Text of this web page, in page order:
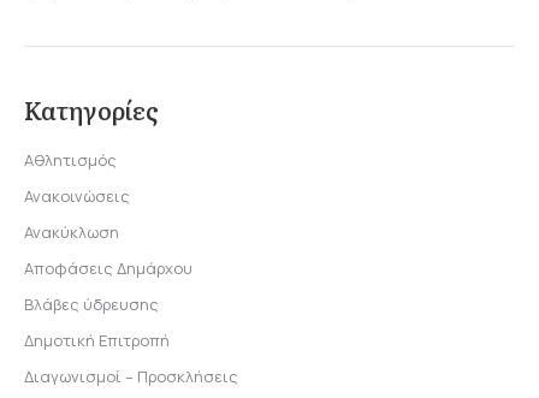
Κατηγορίες
Αθλητισμός
Ανακοινώσεις
Ανακύκλωση
Αποφάσεις Δημάρχου
Βλάβες ύδρευσης
Δημοτική Επιτροπή
Διαγωνισμοί – Προσκλήσεις